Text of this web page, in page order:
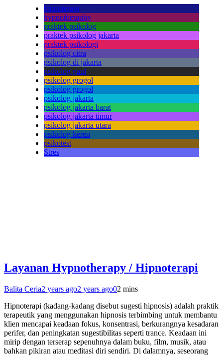
hipnoterapi
hypnotheraphy
praktek psikolog
praktek psikolog jakarta
praktek psikologi
psikolog citra
psikolog di jakarta
psikolog gaul
psikolog grogol
psikolog grogol
psikolog jakarta
psikolog jakarta barat
psikolog jakarta timur
psikolog jakarta utara
psikolog keren
psikotest
Stres
Layanan Hypnotherapy / Hipnoterapi
Balita Ceria2 years ago2 years ago02 mins
Hipnoterapi (kadang-kadang disebut sugesti hipnosis) adalah praktik
terapeutik yang menggunakan hipnosis terbimbing untuk membantu
klien mencapai keadaan fokus, konsentrasi, berkurangnya kesadaran
perifer, dan peningkatan sugestibilitas seperti trance. Keadaan ini
mirip dengan terserap sepenuhnya dalam buku, film, musik, atau
bahkan pikiran atau meditasi diri sendiri. Di dalamnya, seseorang